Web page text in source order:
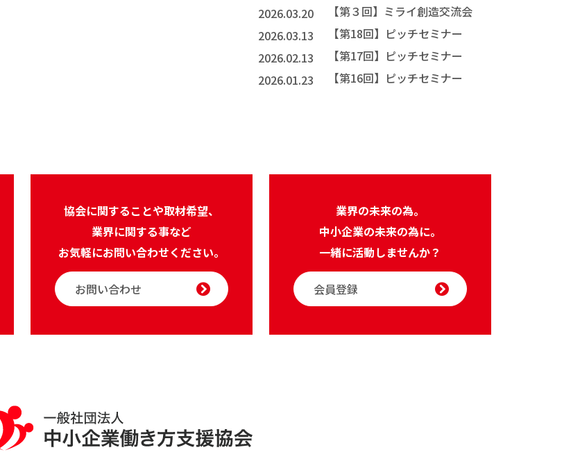
2026.03.20
【第３回】ミライ創造交流会
2026.03.13
【第18回】ピッチセミナー
2026.02.13
【第17回】ピッチセミナー
2026.01.23
【第16回】ピッチセミナー
協会に関することや取材希望、
業界に関する事など
お気軽にお問い合わせください。
お問い合わせ
業界の未来の為。
中小企業の未来の為に。
一緒に活動しませんか？
会員登録